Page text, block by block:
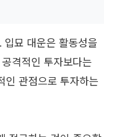
입묘 대운은 활동성을
격적인 투자보다는
인 관점으로 투자하는